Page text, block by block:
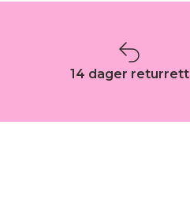
14 dager returrett